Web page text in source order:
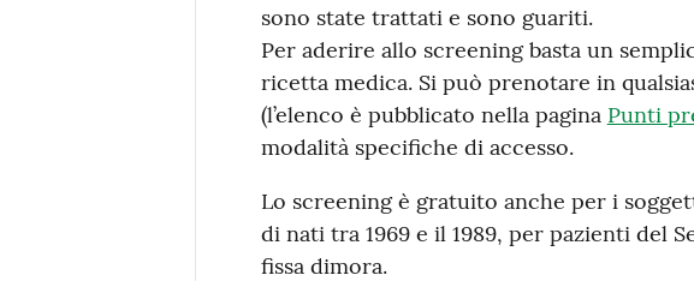
sono state trattati e sono guariti.
Per aderire allo screening basta un
ricetta medica. Si può prenotare in
(l’elenco è pubblicato nella pagina Punti
modalità specifiche di accesso.
Lo screening è gratuito anche per i
di nati tra 1969 e il 1989, per pazienti del
fissa dimora.